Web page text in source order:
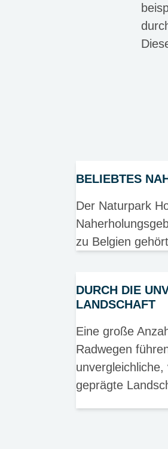
BELIEBTES
Der Naturpark
zu Belgien gehört
DURCH DIE
LANDSCHAFT
Eine große
Radwegen
geprägte